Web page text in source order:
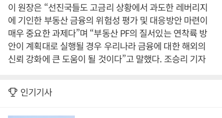
이 원장은 “선진국들도 고금리 상황에서 과도한 레버리지
에 기인한 부동산 금융의 위험성 평가 및 대응방안 마련이
매우 중요한 과제다”며 “부동산 PF의 질서있는 연착륙 방
안이 계획대로 실행될 경우 우리나라 금융에 대한 해외의
신뢰 강화에 큰 도움이 될 것이다”고 말했다. 조승리 기자
인기기사